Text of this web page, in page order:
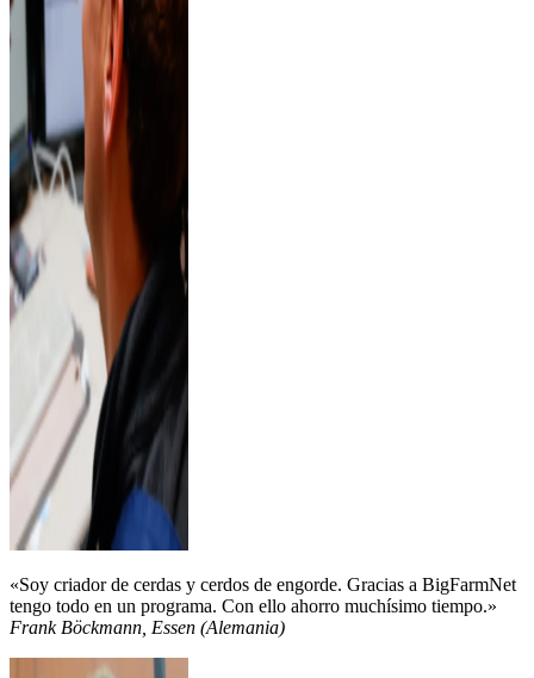
«Soy criador de cerdas y cerdos de engorde. Gracias a BigFarmNet
tengo todo en un programa. Con ello ahorro muchísimo tiempo.»
Frank Böckmann, Essen (Alemania)